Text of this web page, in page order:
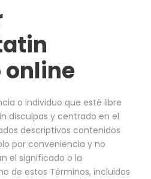
online
o individuo que esté libre
disculpas y centrado en el
descriptivos contenidos
por conveniencia y no
el significado o la
de estos Términos, incluidos